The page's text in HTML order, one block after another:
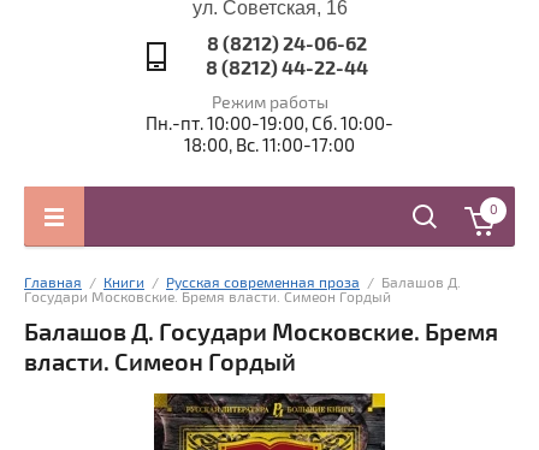
ул. Советская, 16
8 (8212) 24-06-62
8 (8212) 44-22-44
Режим работы
Пн.-пт. 10:00-19:00, Сб. 10:00-
18:00, Вс. 11:00-17:00
0
Главная
  /
Книги
  /
Русская современная проза
  /  Балашов Д.
Государи Московские. Бремя власти. Симеон Гордый
Балашов Д. Государи Московские. Бремя
власти. Симеон Гордый